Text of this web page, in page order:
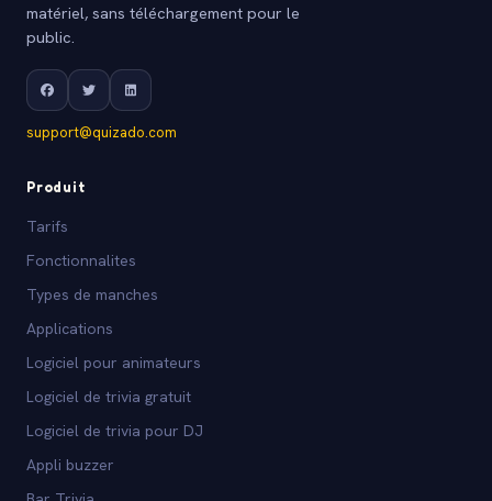
matériel, sans téléchargement pour le
public.
support@quizado.com
Produit
Tarifs
Fonctionnalites
Types de manches
Applications
Logiciel pour animateurs
Logiciel de trivia gratuit
Logiciel de trivia pour DJ
Appli buzzer